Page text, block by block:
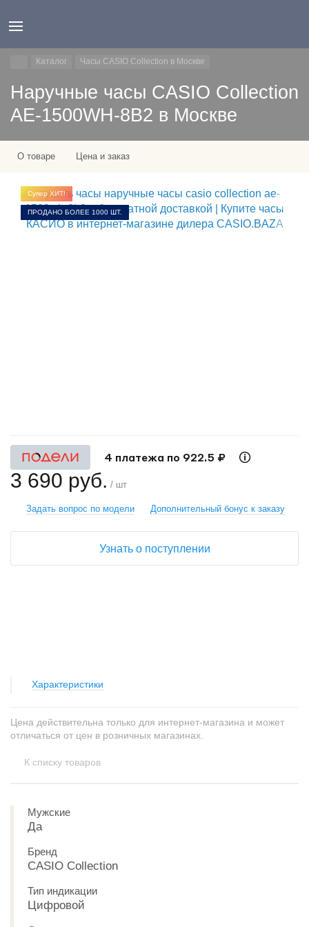
Каталог Часы CASIO Collection в Москве
Наручные часы CASIO Collection
AE-1500WH-8B2 в Москве
О товаре Цена и заказ
Супер ХИТ!
ПРОДАНО БОЛЕЕ 1000 ШТ.
Характеристики
4 платежа по 922.5 ₽
3 690 руб. / шт
Задать вопрос по модели Дополнительный бонус к заказу
Узнать о поступлении
Цена действительна только для интернет-магазина и может
отличаться от цен в розничных магазинах.
К списку товаров
Мужские
Да
Бренд
CASIO Collection
Тип индикации
Цифровой